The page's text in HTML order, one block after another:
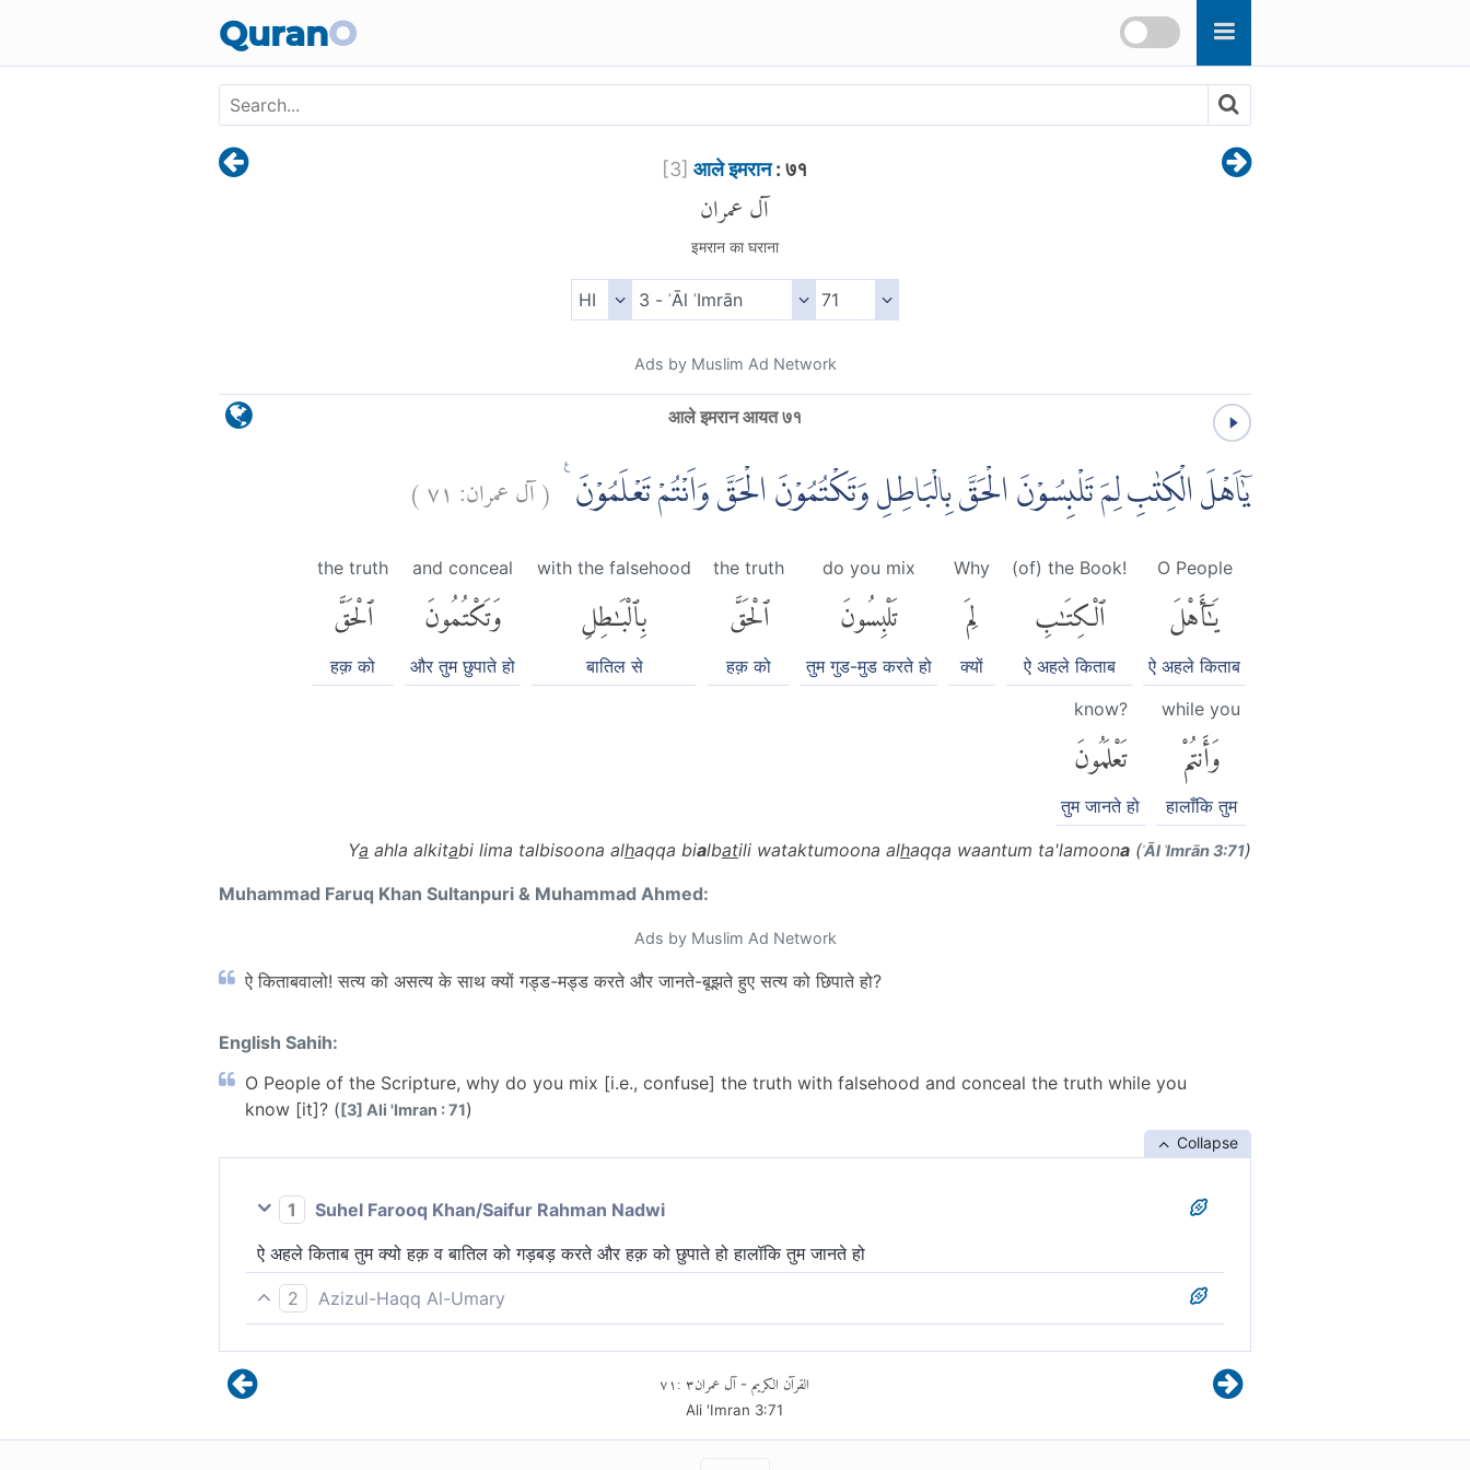
QuranO
[3] आले इमरान: ७१
آل عمران
इमरान का घराना
Ads by Muslim Ad Network
आले इमरान आयत ७१
يٰٓاَهْلَ الْكِتٰبِ لِمَ تَلْبِسُوْنَ الْحَقَّ بِالْبَاطِلِ وَتَكْتُمُوْنَ الْحَقَّ وَاَنْتُمْ تَعْلَمُوْنَ ࣖ (آل عمران: ٧١)
O People
يَٰٓأَهْلَ
ऐ अहले किताब
(of) the Book!
ٱلْكِتَٰبِ
ऐ अहले किताब
Why
لِمَ
क्यों
do you mix
تَلْبِسُونَ
तुम गुड-मुड करते हो
the truth
ٱلْحَقَّ
हक़ को
with the falsehood
بِٱلْبَٰطِلِ
बातिल से
and conceal
وَتَكْتُمُونَ
और तुम छुपाते हो
the truth
ٱلْحَقَّ
हक़ को
while you
وَأَنتُمْ
हालाँकि तुम
know?
تَعْلَمُونَ
तुम जानते हो
Ya ahla alkitabi lima talbisoona alhaqqa bialbatili wataktumoona alhaqqa waantum ta'lamoona (ʾĀl ʿImrān 3:71)
Muhammad Faruq Khan Sultanpuri & Muhammad Ahmed:
Ads by Muslim Ad Network
ऐ किताबवालो! सत्य को असत्य के साथ क्यों गड्ड-मड्ड करते और जानते-बूझते हुए सत्य को छिपाते हो?
English Sahih:
O People of the Scripture, why do you mix [i.e., confuse] the truth with falsehood and conceal the truth while you
know [it]? ([3] Ali 'Imran : 71)
Collapse
1
Suhel Farooq Khan/Saifur Rahman Nadwi
ऐ अहले किताब तुम क्यो हक़ व बातिल को गड़बड़ करते और हक़ को छुपाते हो हालॉकि तुम जानते हो
2
Azizul-Haqq Al-Umary
القرآن الكريم - آل عمران٣:٧١
Ali 'Imran 3:71